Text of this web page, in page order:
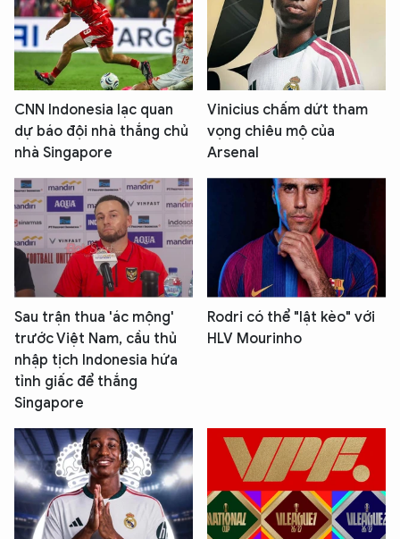
CNN Indonesia lạc quan
dự báo đội nhà thắng chủ
nhà Singapore
Vinicius chấm dứt tham
vọng chiêu mộ của
Arsenal
Sau trận thua 'ác mộng'
trước Việt Nam, cầu thủ
nhập tịch Indonesia hứa
tỉnh giấc để thắng
Singapore
Rodri có thể "lật kèo" với
HLV Mourinho